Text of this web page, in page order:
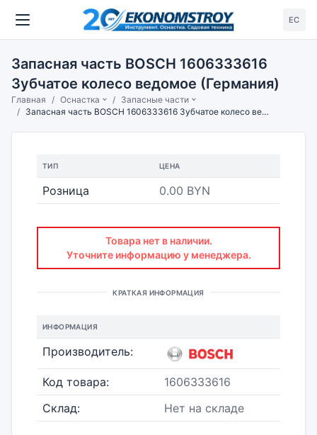
ЕС
Запасная часть BOSCH 1606333616
Зубчатое колесо ведомое (Германия)
Главная Оснастка
Запасные части
Запасная часть BOSCH 1606333616 Зубчатое колесо ведомое (Германия)
ТИП ЦЕНА
Розница 0.00 BYN
Товара нет в наличии.
Уточните информацию у менеджера.
КРАТКАЯ ИНФОРМАЦИЯ
ИНФОРМАЦИЯ
Производитель:
Код товара:
1606333616
Склад:
Нет на складе